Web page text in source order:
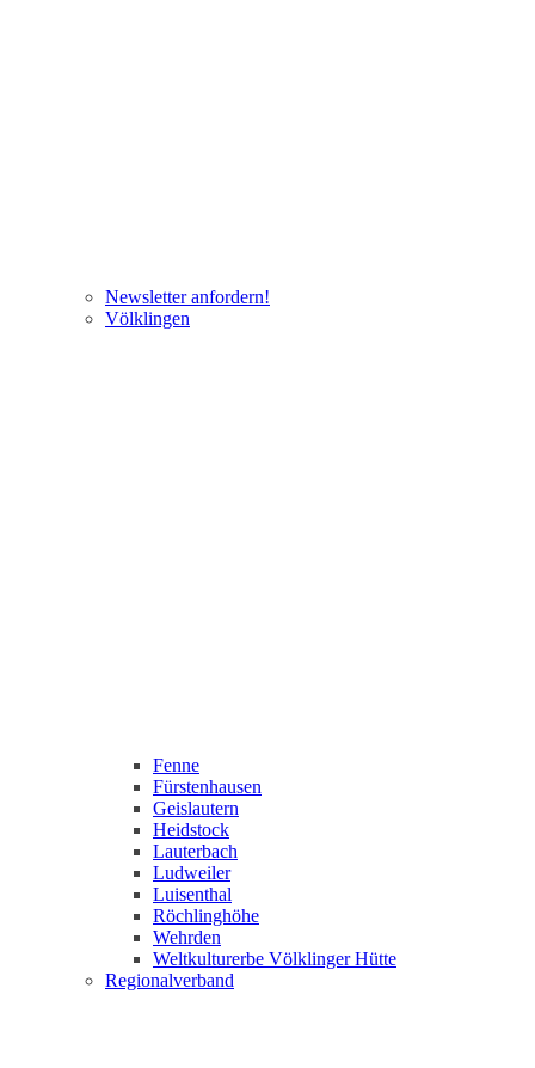
Newsletter anfordern!
Völklingen
Fenne
Fürstenhausen
Geislautern
Heidstock
Lauterbach
Ludweiler
Luisenthal
Röchlinghöhe
Wehrden
Weltkulturerbe Völklinger Hütte
Regionalverband